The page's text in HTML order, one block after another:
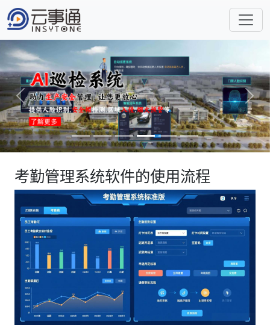
Previous Next
考勤管理系统软件的使用流程